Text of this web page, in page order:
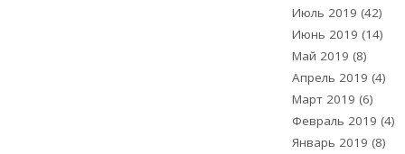
Июль 2019 (42)
Июнь 2019 (14)
Май 2019 (8)
Апрель 2019 (4)
Март 2019 (6)
Февраль 2019 (4)
Январь 2019 (8)